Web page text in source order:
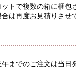
トで複数の箱に梱包
は再度お見積りさせ
までのご注文は当日